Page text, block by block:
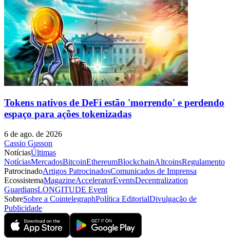
Tokens nativos de DeFi estão 'morrendo' e perdendo
espaço para ações tokenizadas
6 de ago. de 2026
Cassio Gusson
NotíciasÚltimas
NotíciasMercadosBitcoinEthereumBlockchainAltcoinsRegulamento
PatrocinadoArtigos PatrocinadosComunicados de Imprensa
EcossistemaMagazineAcceleratorEventsDecentralization
GuardiansLONGITUDE Event
SobreSobre a CointelegraphPolítica EditorialDivulgação de
Publicidade